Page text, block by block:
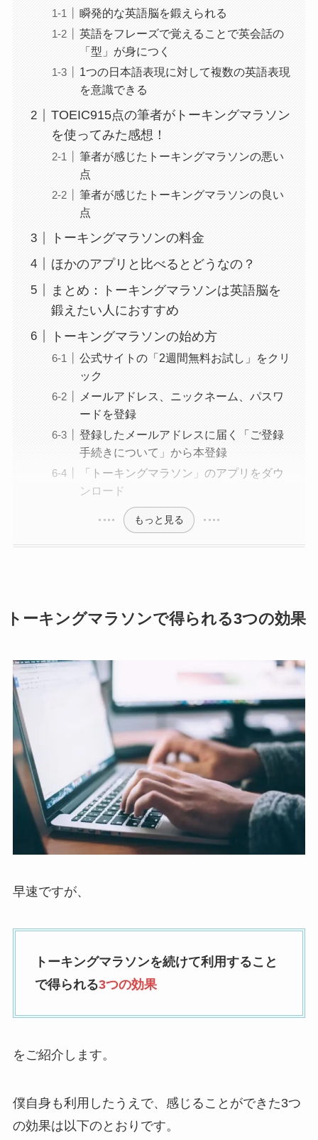
瞬発的な英語脳を鍛えられる
英語をフレーズで覚えることで英会話の
「型」が身につく
1つの日本語表現に対して複数の英語表現
を意識できる
TOEIC915点の筆者がトーキングマラソン
を使ってみた感想！
筆者が感じたトーキングマラソンの悪い
点
筆者が感じたトーキングマラソンの良い
点
トーキングマラソンの料金
ほかのアプリと比べるとどうなの？
まとめ：トーキングマラソンは英語脳を
鍛えたい人におすすめ
トーキングマラソンの始め方
公式サイトの「2週間無料お試し」をクリ
ック
メールアドレス、ニックネーム、パスワ
ードを登録
登録したメールアドレスに届く「ご登録
手続きについて」から本登録
「トーキングマラソン」のアプリをダウ
ンロード
もっと見る
トーキングマラソンで得られる3つの効果
早速ですが、
トーキングマラソンを続けて利用すること
で得られる3つの効果
をご紹介します。
僕自身も利用したうえで、感じることができた3つ
の効果は以下のとおりです。